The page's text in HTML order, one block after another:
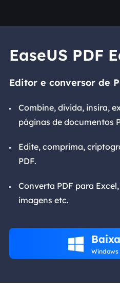
EaseUS PDF
Editor e conversor de
Combine, divida, insira,
páginas de documentos
Edite, comprima,
PDF.
Converta PDF para
imagens etc.
